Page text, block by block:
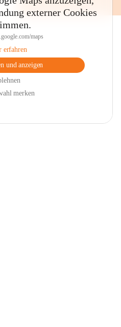
externer Cookies
maps
erfahren
und anzeigen
merken